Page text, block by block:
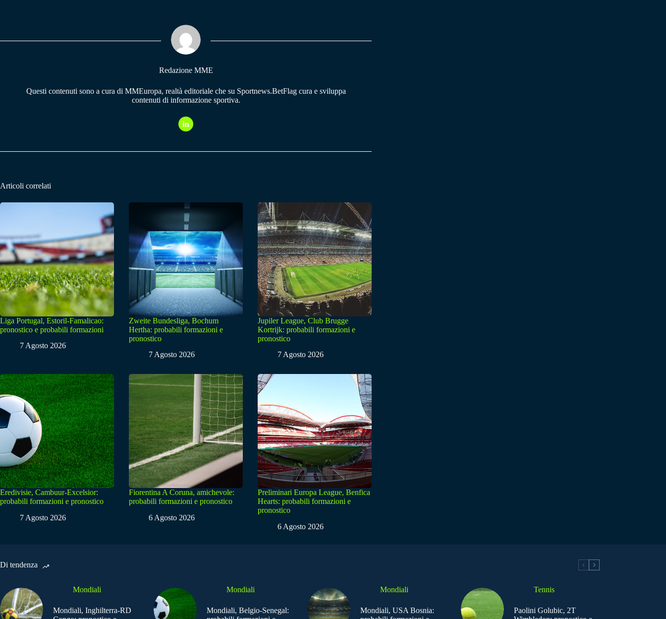
pp m
Redazione MME
Questi contenuti sono a cura di MMEuropa, realtà editoriale che su Sportnews.BetFlag cura e sviluppa
contenuti di informazione sportiva.
Articoli correlati
Liga Portugal, Estoril-Famalicao:
pronostico e probabili formazioni
7 Agosto 2026
Zweite Bundesliga, Bochum
Hertha: probabili formazioni e
pronostico
7 Agosto 2026
Jupiler League, Club Brugge
Kortrijk: probabili formazioni e
pronostico
7 Agosto 2026
Eredivisie, Cambuur-Excelsior:
probabili formazioni e pronostico
7 Agosto 2026
Fiorentina A Coruna, amichevole:
probabili formazioni e pronostico
6 Agosto 2026
Preliminari Europa League, Benfica
Hearts: probabili formazioni e
pronostico
6 Agosto 2026
Di tendenza
Mondiali
Mondiali, Inghilterra-RD
Mondiali
Mondiali, Belgio-Senegal:
Mondiali
Mondiali, USA Bosnia:
Tennis
Paolini Golubic, 2T